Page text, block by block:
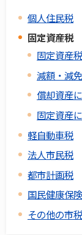
個人住民税
固定資産税
固定資産
減額・減
償却資産
固定資産
軽自動車税
法人市民税
都市計画税
国民健康保
その他の市税